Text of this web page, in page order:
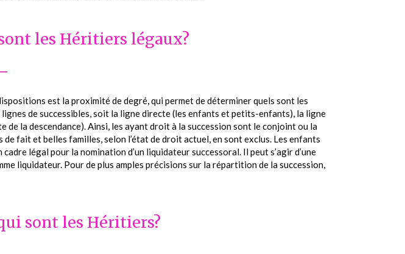
les Héritiers légaux?
est la proximité de degré, qui permet de déterminer quels sont les
de successibles, soit la ligne directe (les enfants et petits-enfants), la ligne
la descendance). Ainsi, les ayant droit à la succession sont le conjoint ou la
fait et belles familles, selon l’état de droit actuel, en sont exclus. Les enfants
légal pour la nomination d’un liquidateur successoral. Il peut s’agir d’une
liquidateur. Pour de plus amples précisions sur la répartition de la succession,
sont les Héritiers?